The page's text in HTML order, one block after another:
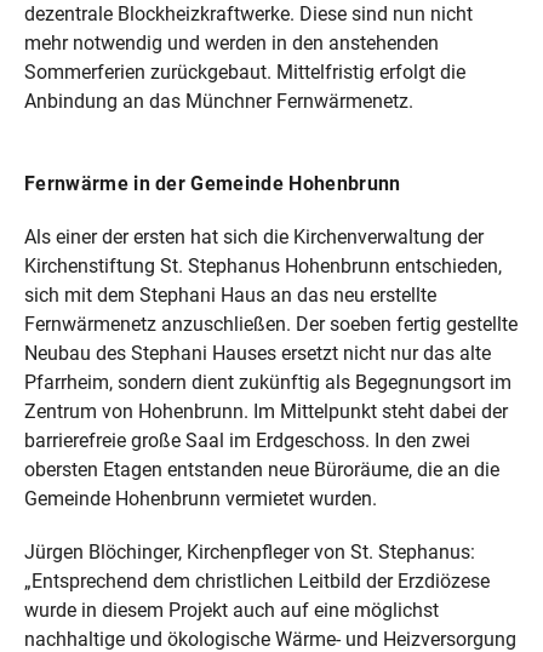
dezentrale Blockheizkraftwerke. Diese sind nun nicht
mehr notwendig und werden in den anstehenden
Sommerferien zurückgebaut. Mittelfristig erfolgt die
Anbindung an das Münchner Fernwärmenetz.
Fernwärme in der Gemeinde Hohenbrunn
Als einer der ersten hat sich die Kirchenverwaltung der
Kirchenstiftung St. Stephanus Hohenbrunn entschieden,
sich mit dem Stephani Haus an das neu erstellte
Fernwärmenetz anzuschließen. Der soeben fertig gestellte
Neubau des Stephani Hauses ersetzt nicht nur das alte
Pfarrheim, sondern dient zukünftig als Begegnungsort im
Zentrum von Hohenbrunn. Im Mittelpunkt steht dabei der
barrierefreie große Saal im Erdgeschoss. In den zwei
obersten Etagen entstanden neue Büroräume, die an die
Gemeinde Hohenbrunn vermietet wurden.
Jürgen Blöchinger, Kirchenpfleger von St. Stephanus:
„Entsprechend dem christlichen Leitbild der Erzdiözese
wurde in diesem Projekt auch auf eine möglichst
nachhaltige und ökologische Wärme- und Heizversorgung